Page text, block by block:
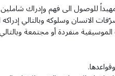
للوصول الى فهم وإدراك
الانسان وسلوكه وبالتالي
منفردة أو مجتمعة